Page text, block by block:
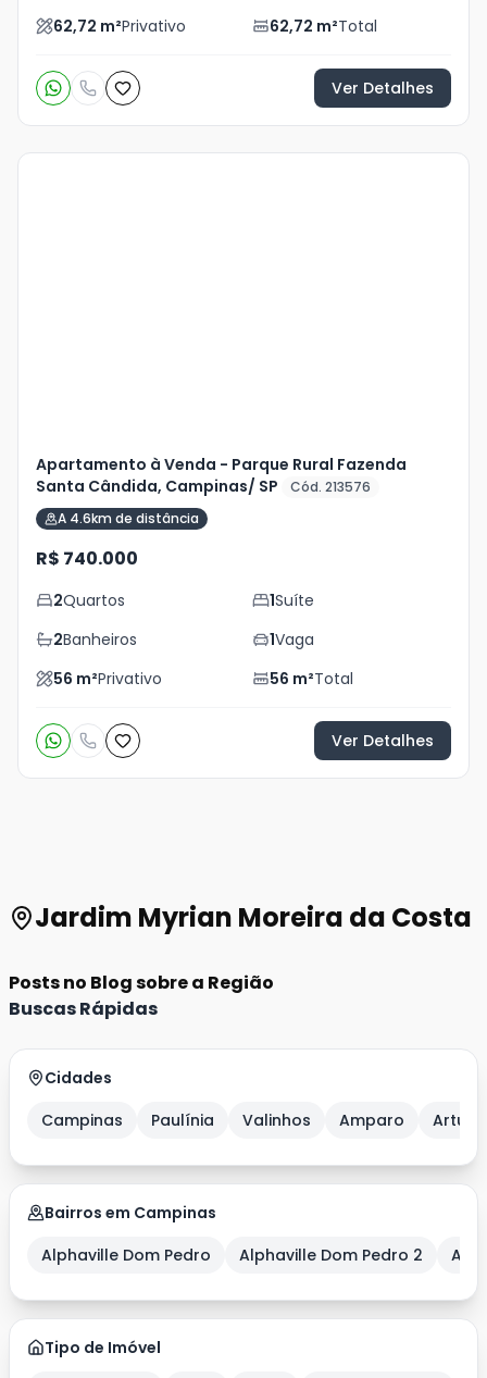
62,72 m²Privativo 62,72 m²Total
Ver Detalhes
Apartamento à Venda - Parque Rural Fazenda
Santa Cândida, Campinas/ SP
Cód. 213576
A 4.6km de distância
R$ 740.000
2Quartos 1Suíte
2Banheiros 1Vaga
56 m²Privativo 56 m²Total
Ver Detalhes
Jardim Myrian Moreira da Costa
Posts no Blog sobre a Região
Buscas Rápidas
Cidades
Campinas
Paulínia Valinhos Amparo Artur
Bairros em Campinas
Alphaville Dom Pedro
Alphaville Dom Pedro 2
Tipo de Imóvel